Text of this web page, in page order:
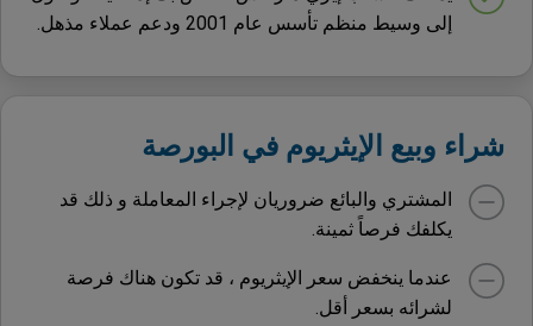
إلى وسيط منظم تأسس عام 2001 ودعم عملاء مذهل.
شراء وبيع الإيثريوم في البورصة
المشتري والبائع ضروريان لإجراء المعاملة و ذلك قد
يكلفك فرصاً ثمينة.
عندما ينخفض ​​سعر الإيثريوم ، قد تكون هناك فرصة
لشرائه بسعر أقل.